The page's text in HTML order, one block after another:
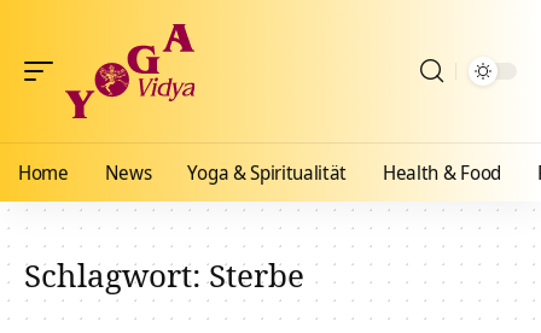
Home News Yoga & Spiritualität Health & Food
Schlagwort:Sterbe